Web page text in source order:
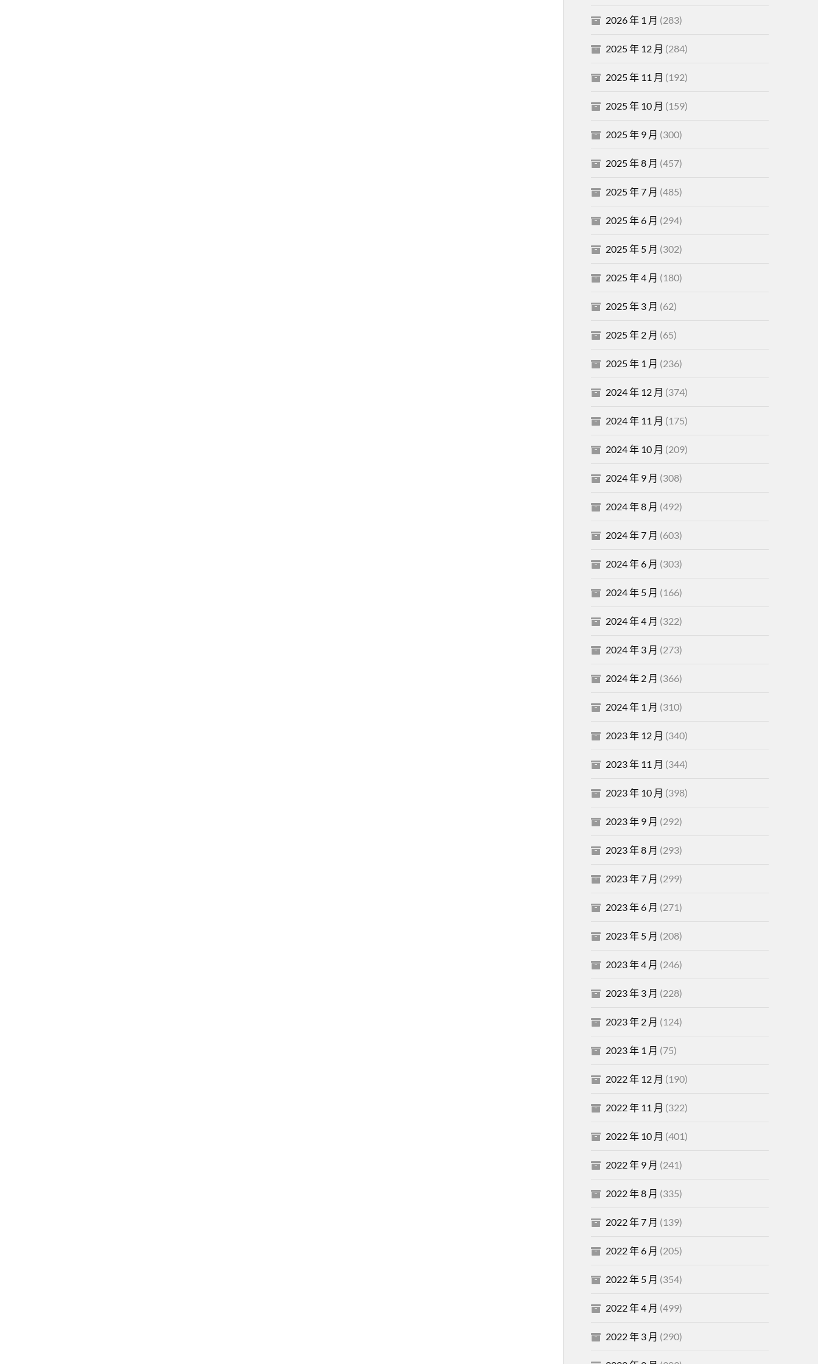
2026 年 1 月 (283)
2025 年 12 月 (284)
2025 年 11 月 (192)
2025 年 10 月 (159)
2025 年 9 月 (300)
2025 年 8 月 (457)
2025 年 7 月 (485)
2025 年 6 月 (294)
2025 年 5 月 (302)
2025 年 4 月 (180)
2025 年 3 月 (62)
2025 年 2 月 (65)
2025 年 1 月 (236)
2024 年 12 月 (374)
2024 年 11 月 (175)
2024 年 10 月 (209)
2024 年 9 月 (308)
2024 年 8 月 (492)
2024 年 7 月 (603)
2024 年 6 月 (303)
2024 年 5 月 (166)
2024 年 4 月 (322)
2024 年 3 月 (273)
2024 年 2 月 (366)
2024 年 1 月 (310)
2023 年 12 月 (340)
2023 年 11 月 (344)
2023 年 10 月 (398)
2023 年 9 月 (292)
2023 年 8 月 (293)
2023 年 7 月 (299)
2023 年 6 月 (271)
2023 年 5 月 (208)
2023 年 4 月 (246)
2023 年 3 月 (228)
2023 年 2 月 (124)
2023 年 1 月 (75)
2022 年 12 月 (190)
2022 年 11 月 (322)
2022 年 10 月 (401)
2022 年 9 月 (241)
2022 年 8 月 (335)
2022 年 7 月 (139)
2022 年 6 月 (205)
2022 年 5 月 (354)
2022 年 4 月 (499)
2022 年 3 月 (290)